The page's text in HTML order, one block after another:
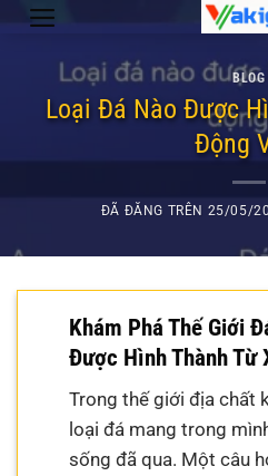
Chuyển
BLOG
Loại Đá Nào Được
Động
ĐÃ ĐĂNG TRÊN 25/05/
Khám Phá Thế Giới
Được Hình Thành Từ
Trong thế giới địa chất
loại đá mang trong
sống đã qua. Một câu